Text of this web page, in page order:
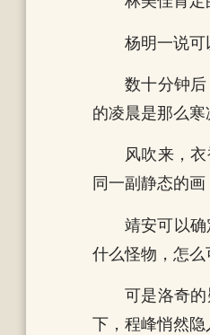
杨明一说可
数十分钟
的凌晨是那么寒
风吹来，
同一副静态的画
靖安可以
什么怪物，怎么
可是洛奇
下，程峰悄然隐